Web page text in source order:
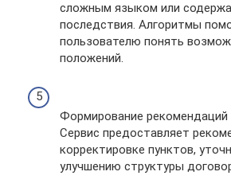
сложным языком или
последствия. Алгоритмы
пользователю понять
положений.
Формирование рекомендаций
Сервис предоставляет
корректировке пунктов,
улучшению структуры